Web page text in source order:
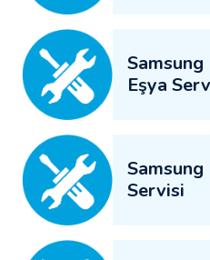
Eşya
Samsung
Servisi